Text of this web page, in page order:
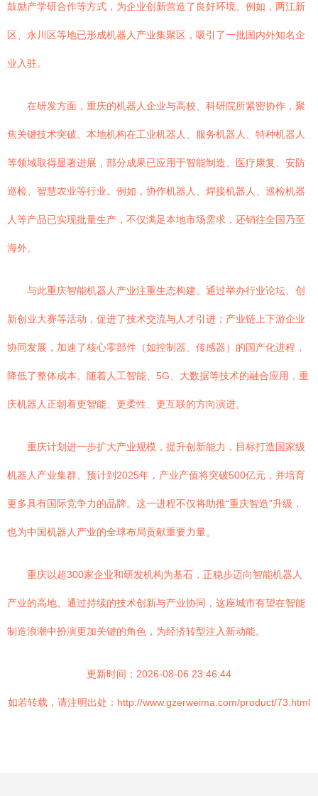
鼓励产学研合作等方式，为企业创新营造了良好环境。例如，两江新
区、永川区等地已形成机器人产业集聚区，吸引了一批国内外知名企
业入驻。
在研发方面，重庆的机器人企业与高校、科研院所紧密协作，聚
焦关键技术突破。本地机构在工业机器人、服务机器人、特种机器人
等领域取得显著进展，部分成果已应用于智能制造、医疗康复、安防
巡检、智慧农业等行业。例如，协作机器人、焊接机器人、巡检机器
人等产品已实现批量生产，不仅满足本地市场需求，还销往全国乃至
海外。
与此重庆智能机器人产业注重生态构建。通过举办行业论坛、创
新创业大赛等活动，促进了技术交流与人才引进；产业链上下游企业
协同发展，加速了核心零部件（如控制器、传感器）的国产化进程，
降低了整体成本。随着人工智能、5G、大数据等技术的融合应用，重
庆机器人正朝着更智能、更柔性、更互联的方向演进。
重庆计划进一步扩大产业规模，提升创新能力，目标打造国家级
机器人产业集群。预计到2025年，产业产值将突破500亿元，并培育
更多具有国际竞争力的品牌。这一进程不仅将助推“重庆智造”升级，
也为中国机器人产业的全球布局贡献重要力量。
重庆以超300家企业和研发机构为基石，正稳步迈向智能机器人
产业的高地。通过持续的技术创新与产业协同，这座城市有望在智能
制造浪潮中扮演更加关键的角色，为经济转型注入新动能。
更新时间：2026-08-06 23:46:44
如若转载，请注明出处：http://www.gzerweima.com/product/73.html